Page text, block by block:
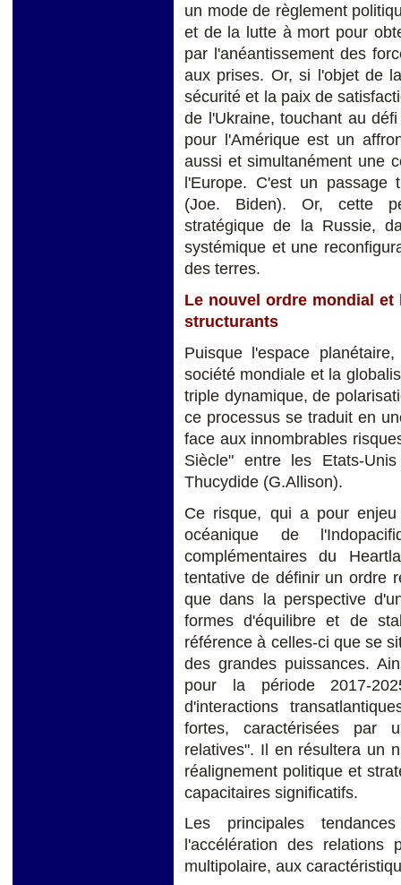
un mode de règlement
et de la lutte à mort pour
par l'anéantissement des
aux prises. Or, si l'objet de
sécurité et la paix de
de l'Ukraine, touchant au
pour l'Amérique est un
aussi et simultanément une
l'Europe. C'est un passage
(Joe. Biden). Or, cette
stratégique de la Russie,
systémique et une
des terres.
Le nouvel ordre mondial et
structurants
Puisque l'espace
société mondiale et la
triple dynamique, de
ce processus se traduit en
face aux innombrables
Siècle" entre les Etats-
Thucydide (G.Allison).
Ce risque, qui a pour
océanique de
complémentaires du
tentative de définir un ordre
que dans la perspective
formes d'équilibre et de
référence à celles-ci que se
des grandes puissances.
pour la période 2017-
d'interactions
fortes, caractérisées par
relatives". Il en résultera un
réalignement politique et
capacitaires significatifs.
Les principales
l'accélération des relations
multipolaire, aux